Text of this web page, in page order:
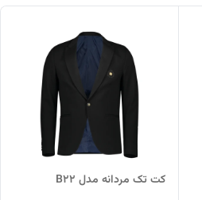
کت تک مردانه مدل B22